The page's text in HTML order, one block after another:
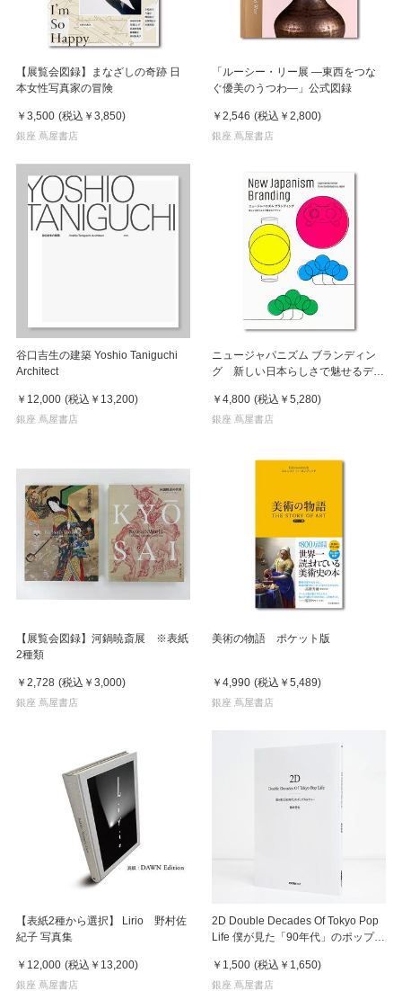
【展覧会図録】まなざしの奇跡 日
本女性写真家の冒険
￥3,500 (税込 ￥3,850)
銀座 蔦屋書店
「ルーシー・リー展 ―東西をつな
ぐ優美のうつわ―」公式図録
￥2,546 (税込 ￥2,800)
銀座 蔦屋書店
谷口吉生の建築 Yoshio Taniguchi
Architect
￥12,000 (税込 ￥13,200)
銀座 蔦屋書店
ニュージャパニズム ブランディン
グ 新しい日本らしさで魅せるデザ
￥4,800 (税込 ￥5,280)
銀座 蔦屋書店
【展覧会図録】河鍋暁斎展 ※表紙
2種類
￥2,728 (税込 ￥3,000)
銀座 蔦屋書店
美術の物語 ポケット版
￥4,990 (税込 ￥5,489)
銀座 蔦屋書店
【表紙2種から選択】 Lirio 野村佐
紀子 写真集
￥12,000 (税込 ￥13,200)
銀座 蔦屋書店
2D Double Decades Of Tokyo Pop
Life 僕が見た「90年代」のポップカ
￥1,500 (税込 ￥1,650)
銀座 蔦屋書店